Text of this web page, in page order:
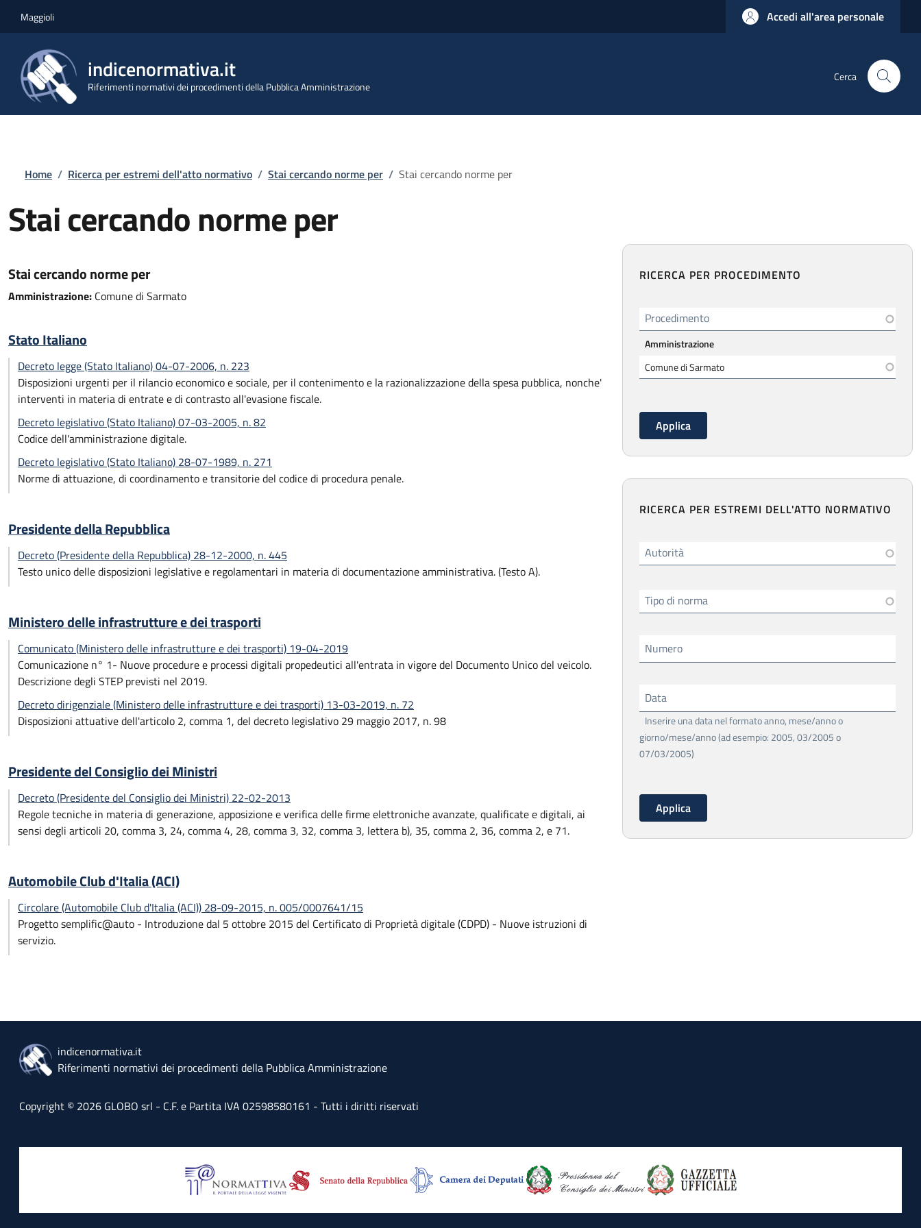
Maggioli Accedi all'area personale
indicenormativa.it
Riferimenti normativi dei procedimenti della Pubblica Amministrazione
Cerca
Briciole di pane
Home / Ricerca per estremi dell'atto normativo / Stai cercando norme per / Stai cercando norme per
Stai cercando norme per
Stai cercando norme per
Amministrazione: Comune di Sarmato
Stato Italiano
Decreto legge (Stato Italiano) 04-07-2006, n. 223
Disposizioni urgenti per il rilancio economico e sociale, per il contenimento e la razionalizzazione della spesa pubblica, nonche'
interventi in materia di entrate e di contrasto all'evasione fiscale.
Decreto legislativo (Stato Italiano) 07-03-2005, n. 82
Codice dell'amministrazione digitale.
Decreto legislativo (Stato Italiano) 28-07-1989, n. 271
Norme di attuazione, di coordinamento e transitorie del codice di procedura penale.
Presidente della Repubblica
Decreto (Presidente della Repubblica) 28-12-2000, n. 445
Testo unico delle disposizioni legislative e regolamentari in materia di documentazione amministrativa. (Testo A).
Ministero delle infrastrutture e dei trasporti
Comunicato (Ministero delle infrastrutture e dei trasporti) 19-04-2019
Comunicazione n° 1- Nuove procedure e processi digitali propedeutici all'entrata in vigore del Documento Unico del veicolo.
Descrizione degli STEP previsti nel 2019.
Decreto dirigenziale (Ministero delle infrastrutture e dei trasporti) 13-03-2019, n. 72
Disposizioni attuative dell'articolo 2, comma 1, del decreto legislativo 29 maggio 2017, n. 98
Presidente del Consiglio dei Ministri
Decreto (Presidente del Consiglio dei Ministri) 22-02-2013
Regole tecniche in materia di generazione, apposizione e verifica delle firme elettroniche avanzate, qualificate e digitali, ai
sensi degli articoli 20, comma 3, 24, comma 4, 28, comma 3, 32, comma 3, lettera b), 35, comma 2, 36, comma 2, e 71.
Automobile Club d'Italia (ACI)
Circolare (Automobile Club d'Italia (ACI)) 28-09-2015, n. 005/0007641/15
Progetto semplific@auto - Introduzione dal 5 ottobre 2015 del Certificato di Proprietà digitale (CDPD) - Nuove istruzioni di
servizio.
RICERCA PER PROCEDIMENTO
Procedimento
Amministrazione
RICERCA PER ESTREMI DELL'ATTO NORMATIVO
Autorità
Tipo di norma
Numero
Data
Inserire una data nel formato anno, mese/anno o
giorno/mese/anno (ad esempio: 2005, 03/2005 o
07/03/2005)
indicenormativa.it
Riferimenti normativi dei procedimenti della Pubblica Amministrazione
Copyright © 2026 GLOBO srl - C.F. e Partita IVA 02598580161 - Tutti i diritti riservati